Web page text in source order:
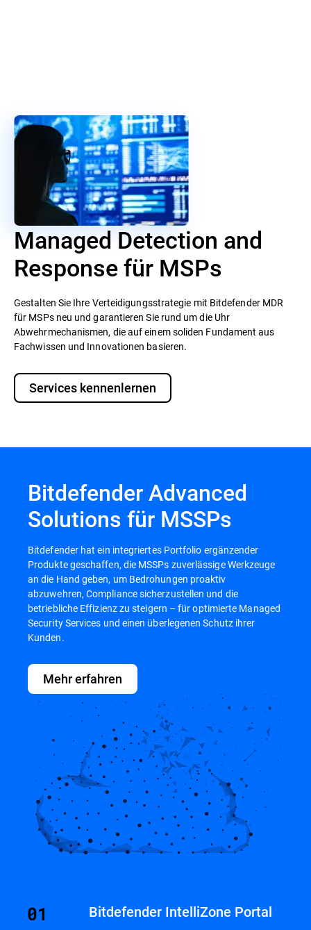
Managed Detection and
Response für MSPs
Gestalten Sie Ihre Verteidigungsstrategie mit Bitdefender MDR
für MSPs neu und garantieren Sie rund um die Uhr
Abwehrmechanismen, die auf einem soliden Fundament aus
Fachwissen und Innovationen basieren.
Services kennenlernen
Bitdefender Advanced
Solutions für MSSPs
Bitdefender hat ein integriertes Portfolio ergänzender
Produkte geschaffen, die MSSPs zuverlässige Werkzeuge
an die Hand geben, um Bedrohungen proaktiv
abzuwehren, Compliance sicherzustellen und die
betriebliche Effizienz zu steigern – für optimierte Managed
Security Services und einen überlegenen Schutz ihrer
Kunden.
Mehr erfahren
Bitdefender IntelliZone Portal